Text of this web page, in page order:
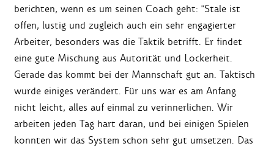
berichten, wenn es um seinen Coach geht: "Stale ist
offen, lustig und zugleich auch ein sehr engagierter
Arbeiter, besonders was die Taktik betrifft. Er findet
eine gute Mischung aus Autorität und Lockerheit.
Gerade das kommt bei der Mannschaft gut an. Taktisch
wurde einiges verändert. Für uns war es am Anfang
nicht leicht, alles auf einmal zu verinnerlichen. Wir
arbeiten jeden Tag hart daran, und bei einigen Spielen
konnten wir das System schon sehr gut umsetzen. Das